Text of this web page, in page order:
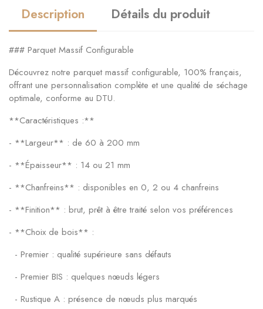
Description Détails du produit
### Parquet Massif Configurable
Découvrez notre parquet massif configurable, 100% français,
offrant une personnalisation complète et une qualité de séchage
optimale, conforme au DTU.
**Caractéristiques :**
- **Largeur** : de 60 à 200 mm
- **Épaisseur** : 14 ou 21 mm
- **Chanfreins** : disponibles en 0, 2 ou 4 chanfreins
- **Finition** : brut, prêt à être traité selon vos préférences
- **Choix de bois** :
- Premier : qualité supérieure sans défauts
- Premier BIS : quelques nœuds légers
- Rustique A : présence de nœuds plus marqués